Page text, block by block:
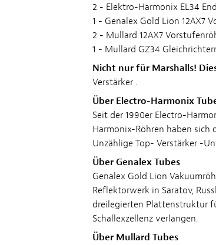
2 - Elektro-Harmonix EL34
1 - Genalex Gold Lion 12AX7
2 - Mullard 12AX7
1 - Mullard GZ34
Nicht nur für Marshalls!
Verstärker .
Über Electro-Harmonix
Seit der 1990er Electro-
Harmonix-Röhren haben sich
Unzählige Top- Verstärker -
Über Genalex Tubes
Genalex Gold Lion
Reflektorwerk in Saratov,
dreilegierten Plattenstruktur
Schallexzellenz verlangen.
Über Mullard Tubes